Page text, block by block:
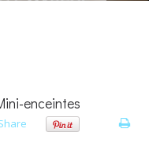
enceintes